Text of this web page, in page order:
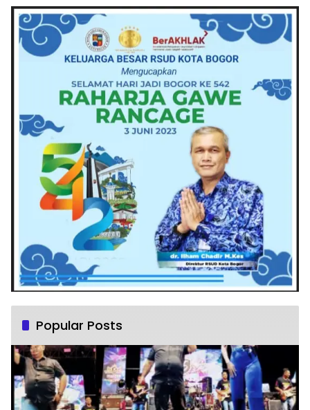
Popular Posts